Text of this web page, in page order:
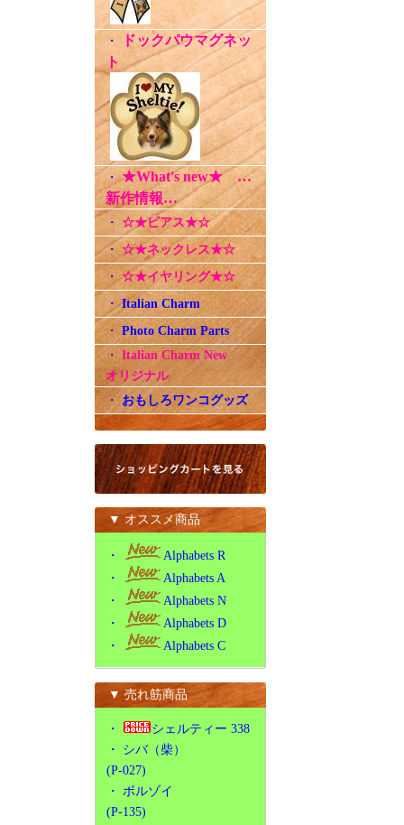
・
ドックパウマグネッ
ト
・★What's new★ …
新作情報…
・ ☆★ピアス★☆
・ ☆★ネックレス★☆
・☆★イヤリング★☆
・Italian Charm
・Photo Charm Parts
・ Italian Charm New
オリジナル
・ おもしろワンコグッズ
▼ オススメ商品
・
Alphabets R
・
Alphabets A
・
Alphabets N
・
Alphabets D
・
Alphabets C
▼ 売れ筋商品
・
シェルティー 338
・ シバ（柴）
(P-027)
・ ボルゾイ
(P-135)